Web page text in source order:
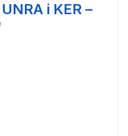
i KER –